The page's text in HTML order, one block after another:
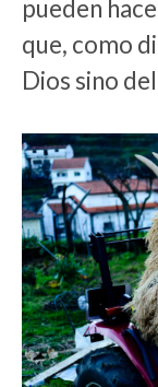
pueden
que, como
Dios sino